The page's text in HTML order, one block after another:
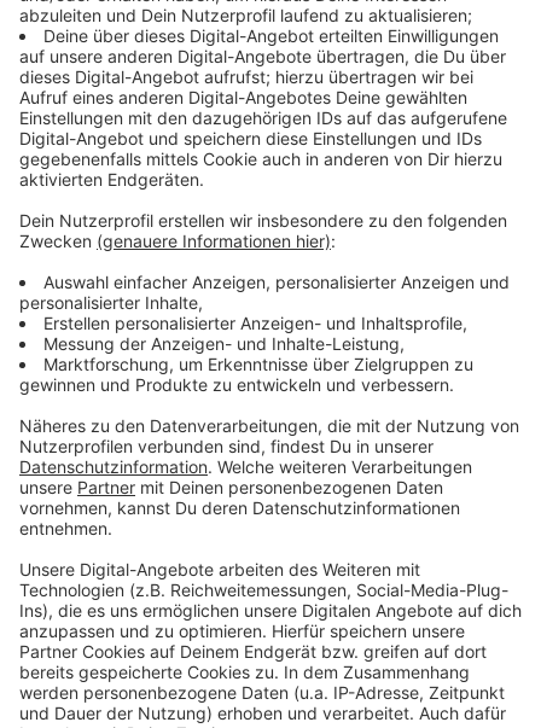
Form die Kirmes-Veranstaltungen stattfinden können.
Je nach Infektionslage kann es sein, dass die
Festplätze eingezäunt werden müssen.
Anzeige
Weitere Infos und Links zu diesem Thema:
Anzeige
Pop-Up-Impfzentren in Düsseldorf
Düsseldorf: Schausteller wünschen sich
Alternative zur Rheinkirmes
Der Talk mit Oliver Wilmering vom 20. Juni 2021
Anzeige
Anzeige